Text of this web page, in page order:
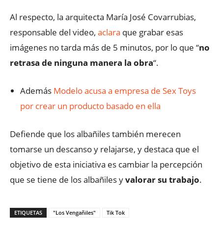
Al respecto, la arquitecta María José Covarrubias,
responsable del video, aclara que grabar esas
imágenes no tarda más de 5 minutos, por lo que “no
retrasa de ninguna manera la obra“.
Además Modelo acusa a empresa de Sex Toys
por crear un producto basado en ella
Defiende que los albañiles también merecen
tomarse un descanso y relajarse, y destaca que el
objetivo de esta iniciativa es cambiar la percepción
que se tiene de los albañiles yvalorar su trabajo.
ETIQUETAS "Los Vengañiles" Tik Tok